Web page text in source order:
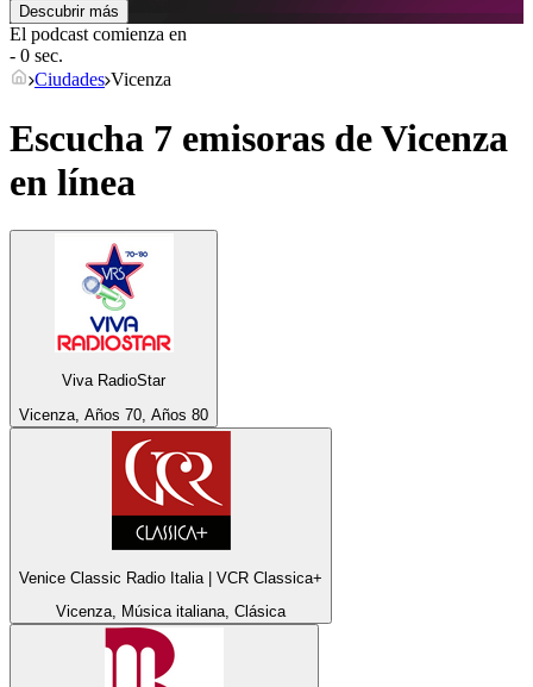
Descubrir más
El podcast comienza en
- 0 sec.
Ciudades Vicenza
Escucha 7 emisoras deVicenza
en línea
Viva RadioStar
Vicenza, Años 70, Años 80
Venice Classic Radio Italia | VCR Classica+
Vicenza, Música italiana, Clásica